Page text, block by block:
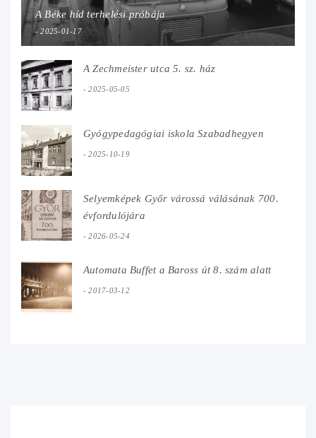
A Béke híd terhelési próbája
2025-01-17
A Zechmeister utca 5. sz. ház
2025-05-05
Gyógypedagógiai iskola Szabadhegyen
2025-10-19
Selyemképek Győr várossá válásának 700.
évfordulójára
2026-05-24
Automata Buffet a Baross út 8. szám alatt
2017-03-12